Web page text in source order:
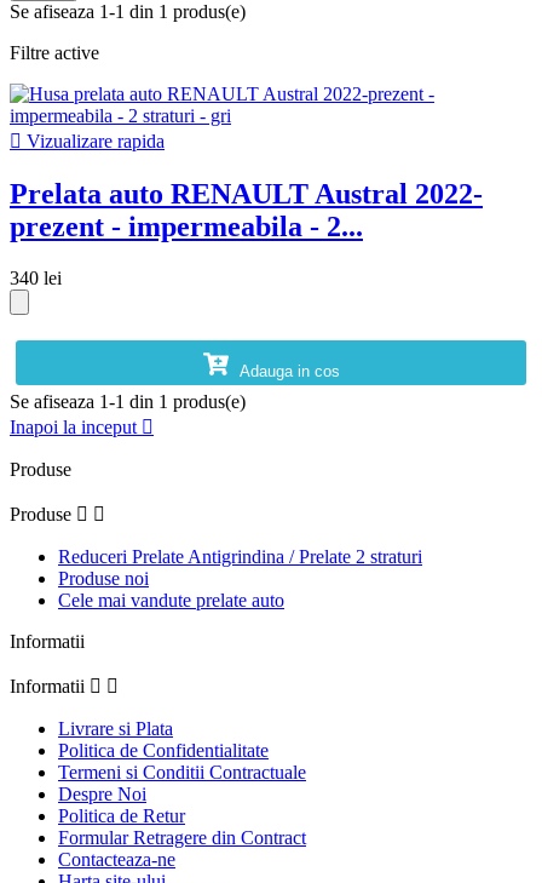
Se afiseaza 1-1 din 1 produs(e)
Filtre active
 Vizualizare rapida
Prelata auto RENAULT Austral 2022-
prezent - impermeabila - 2...
340 lei
Adauga in cos
Se afiseaza 1-1 din 1 produs(e)
Inapoi la inceput 
Produse
Produse  
Reduceri Prelate Antigrindina / Prelate 2 straturi
Produse noi
Cele mai vandute prelate auto
Informatii
Informatii  
Livrare si Plata
Politica de Confidentialitate
Termeni si Conditii Contractuale
Despre Noi
Politica de Retur
Formular Retragere din Contract
Contacteaza-ne